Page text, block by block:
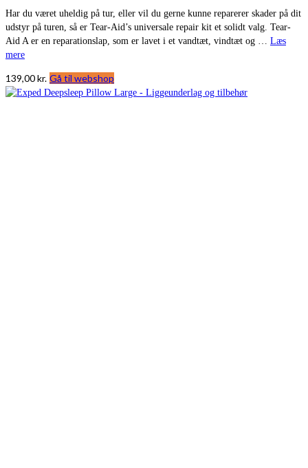
Har du været uheldig på tur, eller vil du gerne kunne reparerer skader på dit
udstyr på turen, så er Tear-Aid’s universale repair kit et solidt valg. Tear-
Aid A er en reparationslap, som er lavet i et vandtæt, vindtæt og … Læs
mere
139,00kr. Gå til webshop